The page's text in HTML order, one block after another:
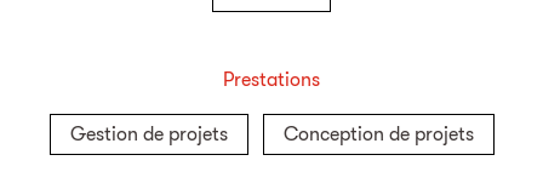
Prestations
Gestion de projets Conception de projets